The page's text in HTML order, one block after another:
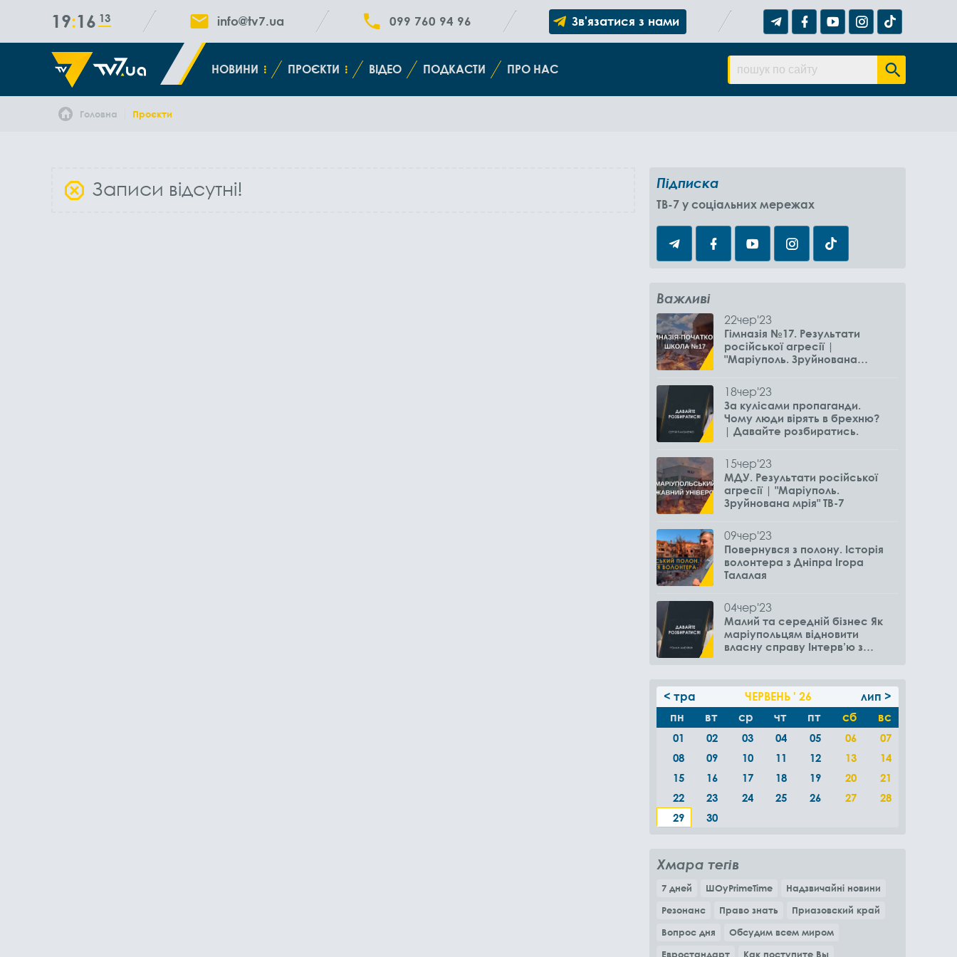
19 16 14 info@tv7.ua 099 760 94 96 Зв'язатися з нами
НОВИНИ ПРОЄКТИ ВІДЕО ПОДКАСТИ ПРО НАС
Головна Проєкти
Записи відсутні! Підписка
TB-7 у соціальних мережах
Важливі
22чер'23
Гімназія №17. Результати
російської агресії |
"Маріуполь. Зруйнована
18чер'23
За кулісами пропаганди.
Чому люди вірять в брехню?
| Давайте розбиратись.
15чер'23
МДУ. Результати російської
агресії | "Маріуполь.
Зруйнована мрія" ТВ-7
09чер'23
Повернувся з полону. Історія
волонтера з Дніпра Ігора
Талалая
04чер'23
Малий та середній бізнес Як
маріупольцям відновити
власну справу Інтерв’ю з
< тра ЧЕРВЕНЬ ' 26
лип >
пн
вт ср чт пт сб вс
01 02 03 04 05 06
07
08
09 10 11 12 13
14
15
16 17 18 19 20
21
22
23 24 25 26 27
28
29
30
Хмара тегів
7 дней ШОуPrimeTime
Надзвичайні новини
Резонанс
Право знать
Приазовский край
Вопрос дня
Обсудим всем миром
Евростандарт
Как поступите Вы